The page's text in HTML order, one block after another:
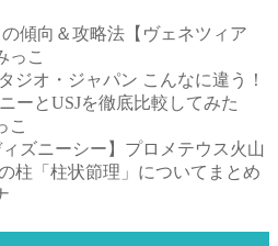
傾向＆攻略法【ヴェネツィア
っこ
こんなに違う！
ーとUSJを徹底比較してみた
こ
ィズニーシー】プロメテウス火山
柱「柱状節理」についてまとめ